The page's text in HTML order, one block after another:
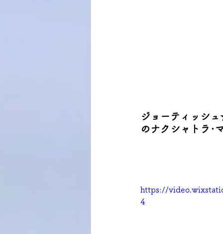
ジョーティッシ
のナクシャトラ･
https://
4